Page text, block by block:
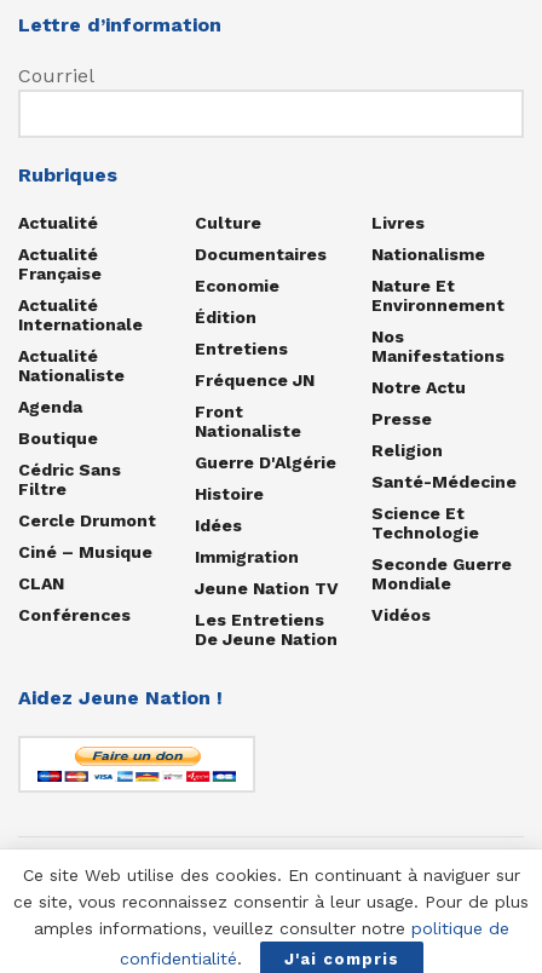
Lettre d’information
Courriel
Rubriques
Actualité
Actualité
Française
Actualité
Internationale
Actualité
Nationaliste
Agenda
Boutique
Cédric Sans
Filtre
Cercle Drumont
Ciné – Musique
CLAN
Conférences
Culture
Documentaires
Economie
Édition
Entretiens
Fréquence JN
Front
Nationaliste
Guerre D'Algérie
Histoire
Idées
Immigration
Jeune Nation TV
Les Entretiens
De Jeune Nation
Livres
Nationalisme
Nature Et
Environnement
Nos
Manifestations
Notre Actu
Presse
Religion
Santé-Médecine
Science Et
Technologie
Seconde Guerre
Mondiale
Vidéos
Aidez Jeune Nation !
© 1958-2025 Jeune Nation
Ce site Web utilise des cookies. En continuant à naviguer sur
ce site, vous reconnaissez consentir à leur usage. Pour de plus
amples informations, veuillez consulter notre politique de
confidentialité. J'ai compris